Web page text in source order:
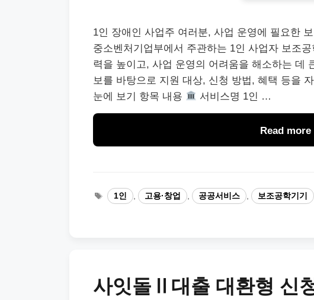
1인 장애인 사업주 여러분, 사업 운영에 필요한
중소벤처기업부에서 주관하는 1인 사업자 보조
력을 높이고, 사업 운영의 어려움을 해소하는 데
보를 바탕으로 지원 대상, 신청 방법, 혜택 등을
눈에 보기 항목 내용
서비스명 1인 …
Read more
Tags
1인 , 고용·창업 , 공공서비스 , 보조공학기기
사잇돌Ⅱ대출 대환형 신